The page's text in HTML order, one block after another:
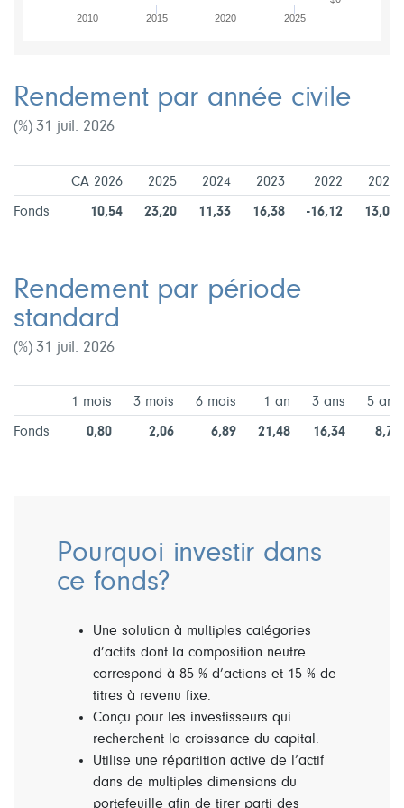
2010 2015 2020 2025
Rendement par année civile
(%) 31 juil. 2026
CA 2026 2025 2024 2023 2022 2021
Fonds 10,54 23,20 11,33 16,38 -16,12 13,07
Rendement par période
standard
(%) 31 juil. 2026
1 mois 3 mois 6 mois 1 an 3 ans 5 ans
Fonds 0,80 2,06 6,89 21,48 16,34 8,75
Pourquoi investir dans
ce fonds?
Une solution à multiples catégories
d’actifs dont la composition neutre
correspond à 85 % d’actions et 15 % de
titres à revenu fixe.
Conçu pour les investisseurs qui
recherchent la croissance du capital.
Utilise une répartition active de l’actif
dans de multiples dimensions du
portefeuille afin de tirer parti des